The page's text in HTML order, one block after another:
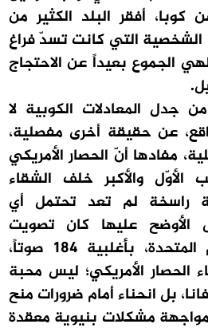
أفقر البلد الكثير من
الشخصية التي كانت تسدّ فراغ
الجموع بعيداً عن الاحتجاج
جدل المعادلات الكوبية لا
عن حقيقة أخرى مفصلية،
مفادها أنّ الحصار الأمريكي
والأكبر خلف الشقاء
راسخة لم تعد تحتمل أي
الأوضح عليها كان تصويت
الجمعية العامة للأمم المتحدة، بأغلبية 184 صوتاً،
الحصار الأمريكي؛ ليس محبة
بل انحناء أمام ضرورات منح
مشكلات بنيوية معقدة